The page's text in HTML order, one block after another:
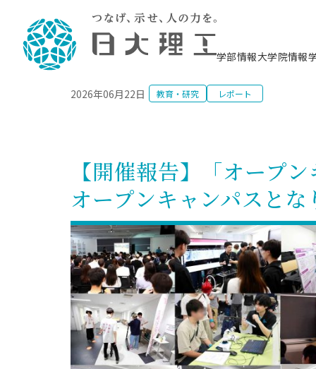
学部情報
理工学部データ
大学組織図
自己点検・評価
地域連携・地域貢献活動
日本大学大学院 特別講義
キャンパス案内
新たなタグライン、VIについて
教育情報について（
入学者受入方
リシー）
日本大学理工学部の
資格課程
海外学術交流
一般教育
FD活動
日大理工の教育
大学院情報
学位取得状況
大学院進学のススメ
教育情報
海外学術交流
入試情報・大学院の
大学院の各種支
／専攻
攻
攻
機械工
学科／
専攻
精密機
械工学
科／専
攻
航空宇
宙工学
科／専
攻
電子工
学科／
専攻
応用情
報工学
科／情
報科学
専攻
物質応
用化学
科／専
攻
一般選抜 N全学統一方式 第1期
一般選抜 A個別方式
一般選抜 C共通テスト利用方式
一般選抜 C共通テスト利用方式
一般選抜 N全学統一方式 第2期
総合型選抜
帰国生選抜/外国人留学生選抜
一般選抜募集要
校友枠選抜
ニューストピッ
よくあるご質問
入学試験出願前
等）
一般選抜 N全学
一般選抜 A個別
理工学部学術講演会
研究者情報
日本大学研究情報データベース
海外からの研究訪問
科学技術資料セ
（CST
測量実習センタ
学部内イベント
学生生活施設案内
八海山セミナー
学部内施設情報
図書館
防災情報
在学生用就職支援情報 ―セミナー・講座・
2028.3卒向け
就職・キャリア形成プログラム
2027.3卒向け
就職・キャリア形成プログラム
公務員試験対策
教員採用試験支援
就職対策情報冊子PDF版
NU就職ナビ
インターンシップについて
就職支援体制
教員採用試験対
資格・検定
キャリアデザイ
NEWS
2026年06月22日 教育・研究 レポート
【開催報告】「オープ
オープンキャンパスと